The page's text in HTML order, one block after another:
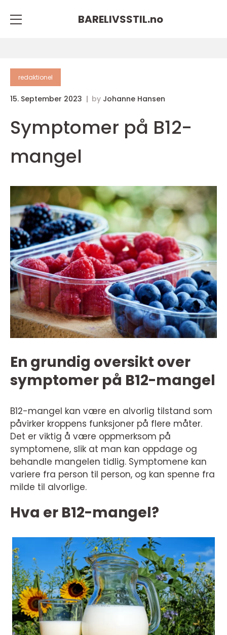
BARELIVSSTIL.no
redaktionel
15. September 2023 by Johanne Hansen
Symptomer på B12-
mangel
En grundig oversikt over
symptomer på B12-mangel
B12-mangel kan være en alvorlig tilstand som
påvirker kroppens funksjoner på flere måter.
Det er viktig å være oppmerksom på
symptomene, slik at man kan oppdage og
behandle mangelen tidlig. Symptomene kan
variere fra person til person, og kan spenne fra
milde til alvorlige.
Hva er B12-mangel?